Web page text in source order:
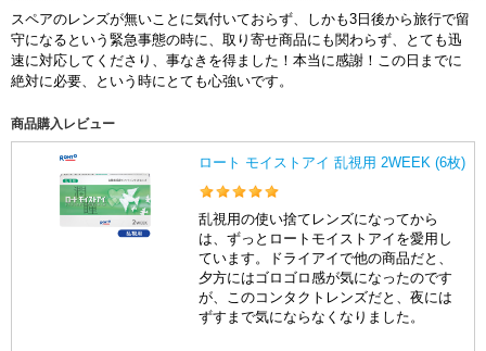
スペアのレンズが無いことに気付いておらず、しかも3日後から旅行で留
守になるという緊急事態の時に、取り寄せ商品にも関わらず、とても迅
速に対応してくださり、事なきを得ました！本当に感謝！この日までに
絶対に必要、という時にとても心強いです。
商品購入レビュー
ロート モイストアイ 乱視用 2WEEK (6枚)
乱視用の使い捨てレンズになってから
は、ずっとロートモイストアイを愛用し
ています。ドライアイで他の商品だと、
夕方にはゴロゴロ感が気になったのです
が、このコンタクトレンズだと、夜には
ずすまで気にならなくなりました。